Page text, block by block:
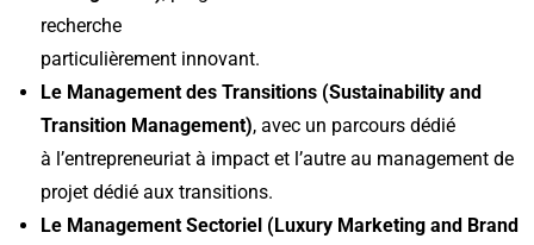
recherche
particulièrement innovant.
Le Management des Transitions (Sustainability and
Transition Management), avec un parcours dédié
à l’entrepreneuriat à impact et l’autre au management de
projet dédié aux transitions.
Le Management Sectoriel (Luxury Marketing and Brand